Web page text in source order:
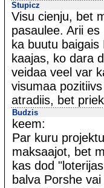
Stupicz
Visu cienju, bet
pasaulee. Arii
ka buutu
kaajas, ko dara
veidaa veel var
visumaa
atradiis, bet
Budzis
keem:
Par kuru
maksaajot, bet
kas dod
balva Porshe